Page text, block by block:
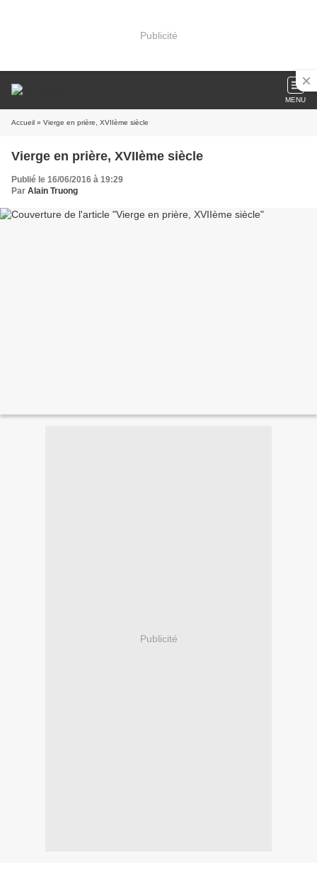
Publicité
MENU
Accueil » Vierge en prière, XVIIème siècle
Vierge en prière, XVIIème siècle
Publié le 16/06/2016 à 19:29
Par Alain Truong
Publicité